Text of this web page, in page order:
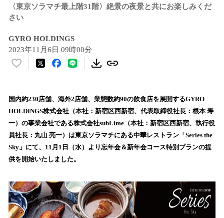
〈東京ソラマチ最上階31階〉絶景の夜景と共にお楽しみくだ
さい
GYRO HOLDINGS
2023年11月6日 09時00分
い
！
数
を
読
込
み
で
す
国内約230店舗、海外2店舗、業態数約90の飲食店を展開するGYRO
HOLDINGS株式会社（本社：新宿区西新宿、代表取締役社長：根本 寿
一）の事業会社である株式会社subLime（本社：新宿区西新宿、執行役
員社長：丸山 亮一）は東京ソラマチにある中華レストラン「Series the
Sky」にて、11月1日（水）より忘年会＆新年会コース特別プランの提
供を開始いたしました。